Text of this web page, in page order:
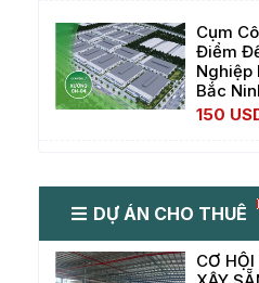
Cụm
Điểm
Nghiệp
Bắc
150
DỰ ÁN CHO THUÊ
CƠ